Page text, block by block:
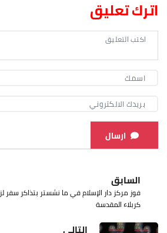
اترك تعليق
ارسال
السابق
فوز مركز دار الإسلام في ما نشستر بتذاكر سفر
كربلاء المقدسة